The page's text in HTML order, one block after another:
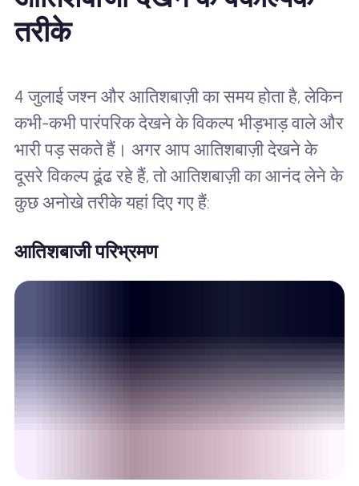
तरीके
4 जुलाई जश्न और आतिशबाज़ी का समय होता है, लेकिन
कभी-कभी पारंपरिक देखने के विकल्प भीड़भाड़ वाले और
भारी पड़ सकते हैं। अगर आप आतिशबाज़ी देखने के
दूसरे विकल्प ढूंढ रहे हैं, तो आतिशबाज़ी का आनंद लेने के
कुछ अनोखे तरीके यहां दिए गए हैं:
आतिशबाजी परिभ्रमण